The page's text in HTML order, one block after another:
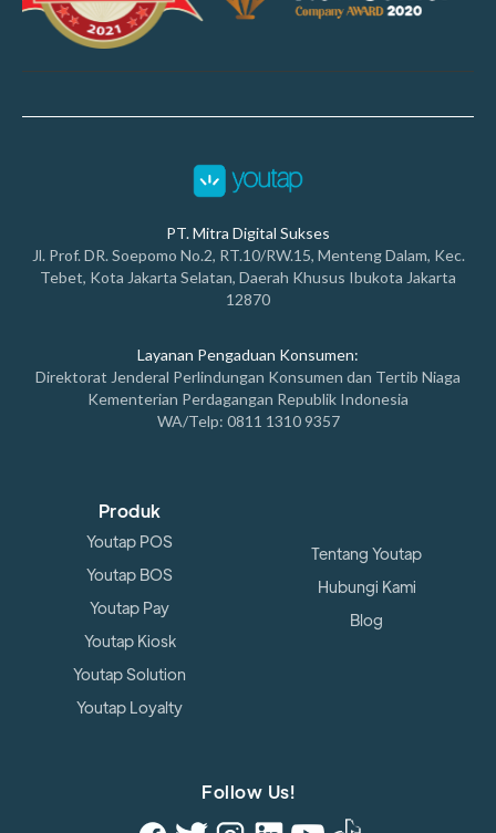
PT. Mitra Digital Sukses
Jl. Prof. DR. Soepomo No.2, RT.10/RW.15, Menteng Dalam, Kec.
Tebet, Kota Jakarta Selatan, Daerah Khusus Ibukota Jakarta
12870
Layanan Pengaduan Konsumen:
Direktorat Jenderal Perlindungan Konsumen dan Tertib Niaga
Kementerian Perdagangan Republik Indonesia
WA/Telp: 0811 1310 9357
Produk
Youtap POS
Youtap BOS
Youtap Pay
Youtap Kiosk
Youtap Solution
Youtap Loyalty
Tentang Youtap
Hubungi Kami
Blog
Follow Us!